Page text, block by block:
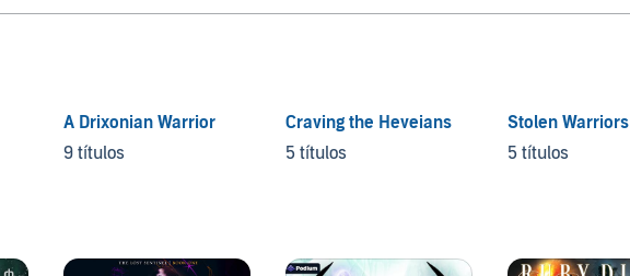
A Drixonian Warrior
9 títulos
Craving the Heveians
5 títulos
Stolen Warriors
5 títulos